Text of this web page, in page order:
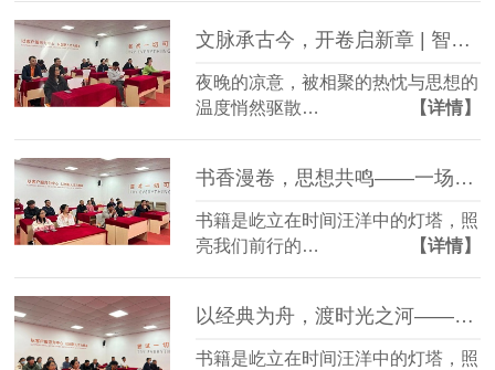
文脉承古今，开卷启新章 | 智成纤维读书会第386期回顾
夜晚的凉意，被相聚的热忱与思想的
温度悄然驱散…
【详情】
书香漫卷，思想共鸣——一场跨越古今的智慧对话
书籍是屹立在时间汪洋中的灯塔，照
亮我们前行的…
【详情】
以经典为舟，渡时光之河——智成纤维读书会第384期纪实
书籍是屹立在时间汪洋中的灯塔，照